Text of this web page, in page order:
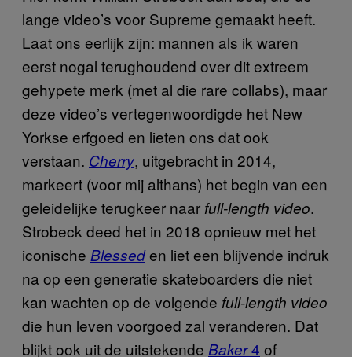
lange video’s voor Supreme gemaakt heeft.
Laat ons eerlijk zijn: mannen als ik waren
eerst nogal terughoudend over dit extreem
gehypete merk (met al die rare collabs), maar
deze video’s vertegenwoordigde het New
Yorkse erfgoed en lieten ons dat ook
verstaan. Cherry, uitgebracht in 2014,
markeert (voor mij althans) het begin van een
geleidelijke terugkeer naar full-length video.
Strobeck deed het in 2018 opnieuw met het
iconische Blesseden liet een blijvende indruk
na op een generatie skateboarders die niet
kan wachten op de volgende full-length video
die hun leven voorgoed zal veranderen. Dat
blijkt ook uit de uitstekende Baker4 of